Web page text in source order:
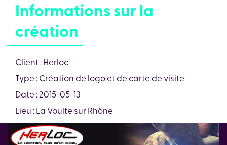
Informations sur la
création
Client : Herloc
Type : Création de logo et de carte de visite
Date : 2015-05-13
Lieu : La Voulte sur Rhône